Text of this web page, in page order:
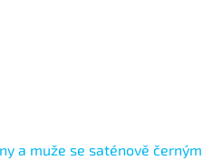
a muže se saténově černým